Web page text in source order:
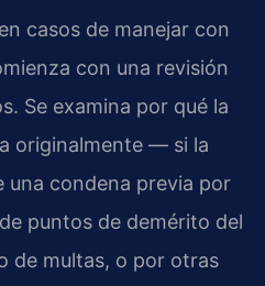
casos de manejar con
con una revisión
Se examina por qué la
originalmente — si la
una condena previa por
puntos de demérito del
de multas, o por otras